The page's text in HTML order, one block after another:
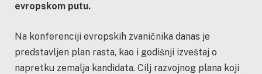
evropskom putu.
Na konferenciji evropskih zvaničnika danas je
predstavljen plan rasta, kao i godišnji izveštaj o
napretku zemalja kandidata. Cilj razvojnog plana koji